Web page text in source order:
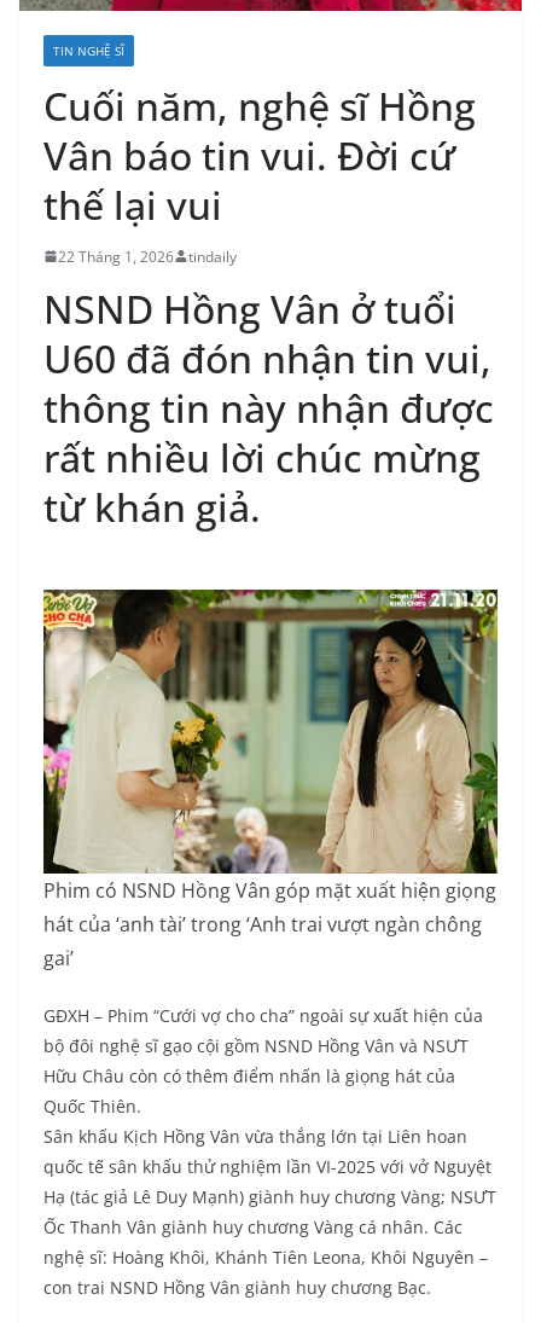
TIN NGHỆ SĨ
Cuối năm, nghệ sĩ Hồng
Vân báo tin vui. Đời cứ
thế lại vui
22 Tháng 1, 2026 tindaily
NSND Hồng Vân ở tuổi
U60 đã đón nhận tin vui,
thông tin này nhận được
rất nhiều lời chúc mừng
từ khán giả.
Phim có NSND Hồng Vân góp mặt xuất hiện giọng
hát của ‘anh tài’ trong ‘Anh trai vượt ngàn chông
gai’
GĐXH – Phim “Cưới vợ cho cha” ngoài sự xuất hiện của
bộ đôi nghệ sĩ gạo cội gồm NSND Hồng Vân và NSƯT
Hữu Châu còn có thêm điểm nhấn là giọng hát của
Quốc Thiên.
Sân khấu Kịch Hồng Vân vừa thắng lớn tại Liên hoan
quốc tế sân khấu thử nghiệm lần VI-2025 với vở Nguyệt
Hạ (tác giả Lê Duy Mạnh) giành huy chương Vàng; NSƯT
Ốc Thanh Vân giành huy chương Vàng cá nhân. Các
nghệ sĩ: Hoàng Khôi, Khánh Tiên Leona, Khôi Nguyên –
con trai NSND Hồng Vân giành huy chương Bạc.